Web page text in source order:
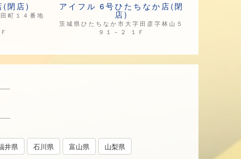
(閉店)
町１４番地
アイフル 6号ひたちなか店(閉
店)
茨城県ひたちなか市大字田彦字林山５
９１－２ １Ｆ
井県 石川県 富山県
山梨県